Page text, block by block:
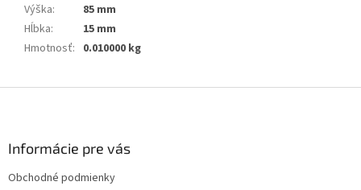
Výška:
85 mm
Hĺbka:
15 mm
Hmotnosť: 0.010000 kg
Informácie pre vás
Obchodné podmienky